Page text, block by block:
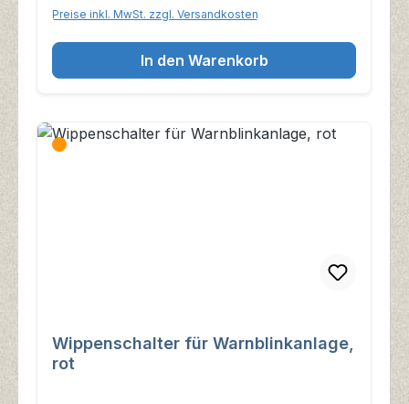
Preise inkl. MwSt. zzgl. Versandkosten
In den Warenkorb
Wippenschalter für Warnblinkanlage,
rot